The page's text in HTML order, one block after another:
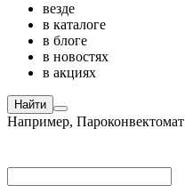
везде
в каталоге
в блоге
в новостях
в акциях
Найти
Например, Пароконвектомат